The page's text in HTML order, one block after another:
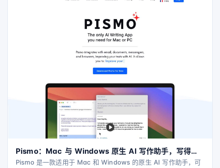
Pismo：Mac 与 Windows 原生 AI 写作助手，写得更
快更聪明
Pismo 是一款适用于 Mac 和 Windows 的原生 AI 写作助手，可